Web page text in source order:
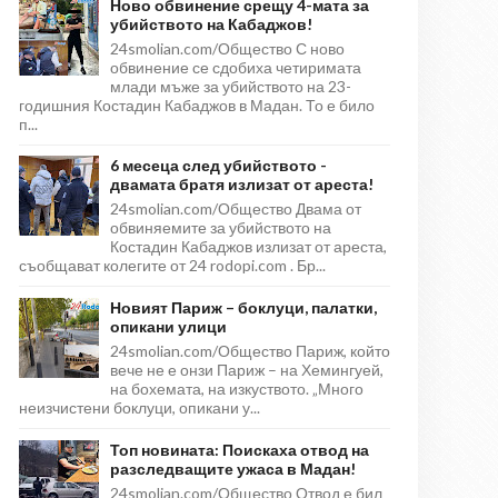
Ново обвинение срещу 4-мата за
убийството на Кабаджов!
24smolian.com/Общество С ново
обвинение се сдобиха четиримата
млади мъже за убийството на 23-
годишния Костадин Кабаджов в Мадан. То е било
п...
6 месеца след убийството -
двамата братя излизат от ареста!
24smolian.com/Общество Двама от
обвиняемите за убийството на
Костадин Кабаджов излизат от ареста,
съобщават колегите от 24 rodopi.com . Бр...
Новият Париж – боклуци, палатки,
опикани улици
24smolian.com/Общество Париж, който
вече не е онзи Париж – на Хемингуей,
на бохемата, на изкуството. „Много
неизчистени боклуци, опикани у...
Топ новината: Поискаха отвод на
разследващите ужаса в Мадан!
24smolian.com/Общество Отвод е бил